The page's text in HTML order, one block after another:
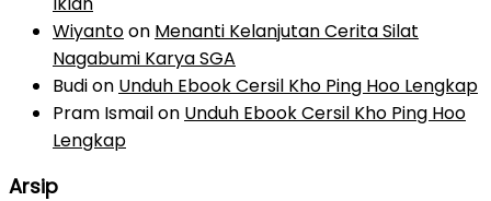
Wiyantoon Menanti Kelanjutan Cerita Silat
Nagabumi Karya SGA
Budion Unduh Ebook Cersil Kho Ping Hoo Lengkap
Pram Ismailon Unduh Ebook Cersil Kho Ping Hoo
Lengkap
Arsip